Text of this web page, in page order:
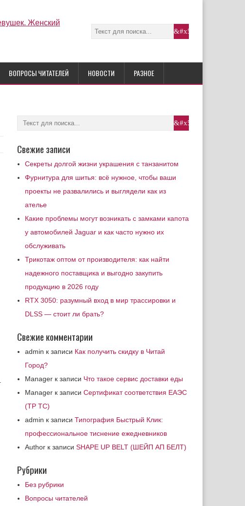
ВОПРОСЫ ЧИТАТЕЛЕЙ НОВОСТИ РАЗНОЕ
Свежие записи
Секреты долгой жизни украшения с танзанитом
Фурнитура для шитья: всё нужное, чтобы ваши
проекты не развалились и выглядели как из
ателье
Какие проблемы могут возникать с замками капота
у автомобилей Jaguar и как часто нужно их
обслуживать
Трикотаж оптом от производителя: как найти
надежного поставщика и выгодно закупить
продукцию в 2026 году
RTX 3050: разумный вход в мир трассировки и
DLSS — стоит ли брать?
Свежие комментарии
admin к записи Как получить скидку в Читай
Город?
Manager к записи Что такое сервис доставки еды
Manager к записи Сертификат соответствия ЕАЭС
(ТР ТС)
admin к записи Типография Быстрый Клик:
профессиональное тиснение ежедневников
Author к записи SHAPE UP BELT (ШЕЙП АП БЕЛТ)
Рубрики
Без рубрики
Вопросы читателей